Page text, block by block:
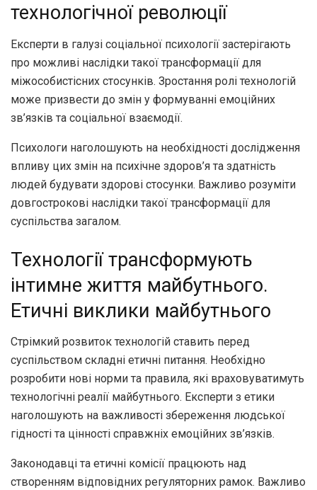
технологічної революції
Експерти в галузі соціальної психології застерігають
про можливі наслідки такої трансформації для
міжособистісних стосунків. Зростання ролі технологій
може призвести до змін у формуванні емоційних
зв’язків та соціальної взаємодії.
Психологи наголошують на необхідності дослідження
впливу цих змін на психічне здоров’я та здатність
людей будувати здорові стосунки. Важливо розуміти
довгострокові наслідки такої трансформації для
суспільства загалом.
Технології трансформують
інтимне життя майбутнього.
Етичні виклики майбутнього
Стрімкий розвиток технологій ставить перед
суспільством складні етичні питання. Необхідно
розробити нові норми та правила, які враховуватимуть
технологічні реалії майбутнього. Експерти з етики
наголошують на важливості збереження людської
гідності та цінності справжніх емоційних зв’язків.
Законодавці та етичні комісії працюють над
створенням відповідних регуляторних рамок. Важливо